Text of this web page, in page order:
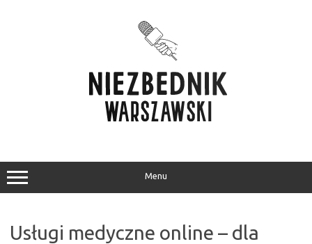
Menu
Usługi medyczne online – dla